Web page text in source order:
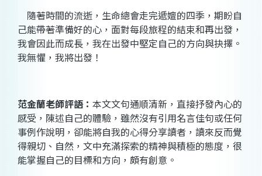
隨著時間的流逝，生命總會走完遞嬗的四季，期盼自
己能帶著準備好的心，面對每段旅程的結束和再出發，
我會因此而成長，我在出發中堅定自己的方向與抉擇。
我無懼，我將出發！
范金蘭老師評語： 本文文句通順清新，直接抒發內心的
感受，陳述自己的體驗，雖然沒有引用名言佳句或任何
事例作說明，卻能將自我的心得分享讀者，讀來反而覺
得親切、自然，文中充滿探索的精神與積極的態度，很
能掌握自己的目標和方向，頗有創意。